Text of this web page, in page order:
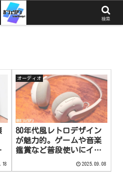
ムと猫を中心としたブログ
オーディオ
80年代風レトロデザイン
が魅力的。ゲームや音楽
鑑賞など普段使いにイイ
PHILIPS『TAH2000（RINGO
2025.09.08
検索